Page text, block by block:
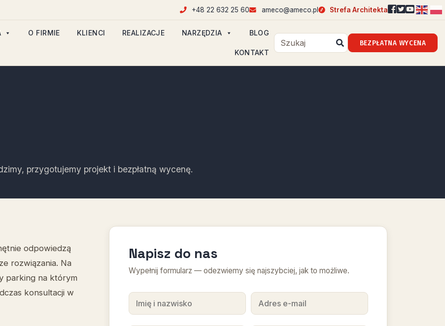
+48 22 632 25 60 ameco@ameco.pl Strefa Architekta
O FIRMIE KLIENCI REALIZACJE NARZĘDZIA BLOG
KONTAKT
BEZPŁATNA WYCENA
przygotujemy projekt i bezpłatną wycenę.
odpowiedzą
rozwiązania. Na
parking na którym
konsultacji w
Napisz do nas
Wypełnij formularz — odezwiemy się najszybciej, jak to możliwe.